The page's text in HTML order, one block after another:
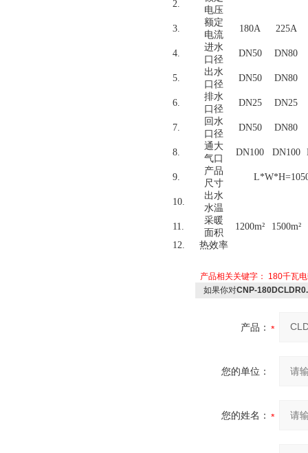
2.
电压
3.
额定
电流
180A 225A
4.
进水
口径
DN50 DN80
5.
出水
口径
DN50 DN80
6.
排水
口径
DN25 DN25
7.
回水
口径
DN50 DN80
8.
通大
气口
DN100 DN100
9.
产品
尺寸
10.
出水
水温
11.
采暖
面积
1200m² 1500m²
12.
热效率
产品相关关键字： 180千瓦
如果你对CNP-
产品：
您的单位：
您的姓名：